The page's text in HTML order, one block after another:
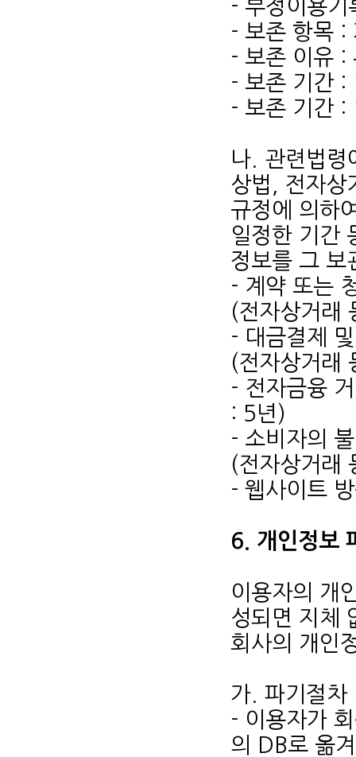
- 부정이용기
- 보존 항목 :
- 보존 이유 :
- 보존 기간 :
- 보존 기간 :
나. 관련법령
상법, 전자상
규정에 의하
일정한 기간
정보를 그 보
- 계약 또는
(전자상거래
- 대금결제
(전자상거래
- 전자금융
: 5년)
- 소비자의
(전자상거래
- 웹사이트
6. 개인정보
이용자의 개
성되면 지체
회사의 개인
가. 파기절차
- 이용자가
의 DB로 옮